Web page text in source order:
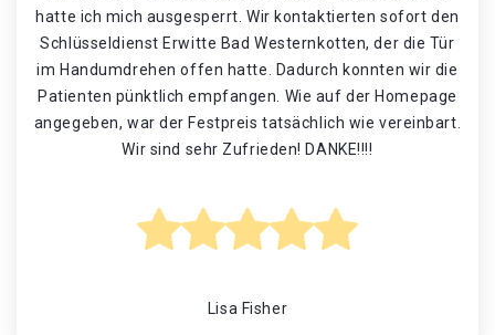
hatte ich mich ausgesperrt. Wir kontaktierten sofort den
Schlüsseldienst Erwitte Bad Westernkotten, der die Tür
im Handumdrehen offen hatte. Dadurch konnten wir die
Patienten pünktlich empfangen. Wie auf der Homepage
angegeben, war der Festpreis tatsächlich wie vereinbart.
Wir sind sehr Zufrieden! DANKE!!!!
Lisa Fisher